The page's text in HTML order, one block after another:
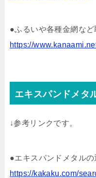
●ふるいや各種金網な
https://
エキスパンドメタ
↓参考リンクです。
●エキスパンドメタル
https://kakaku.com/